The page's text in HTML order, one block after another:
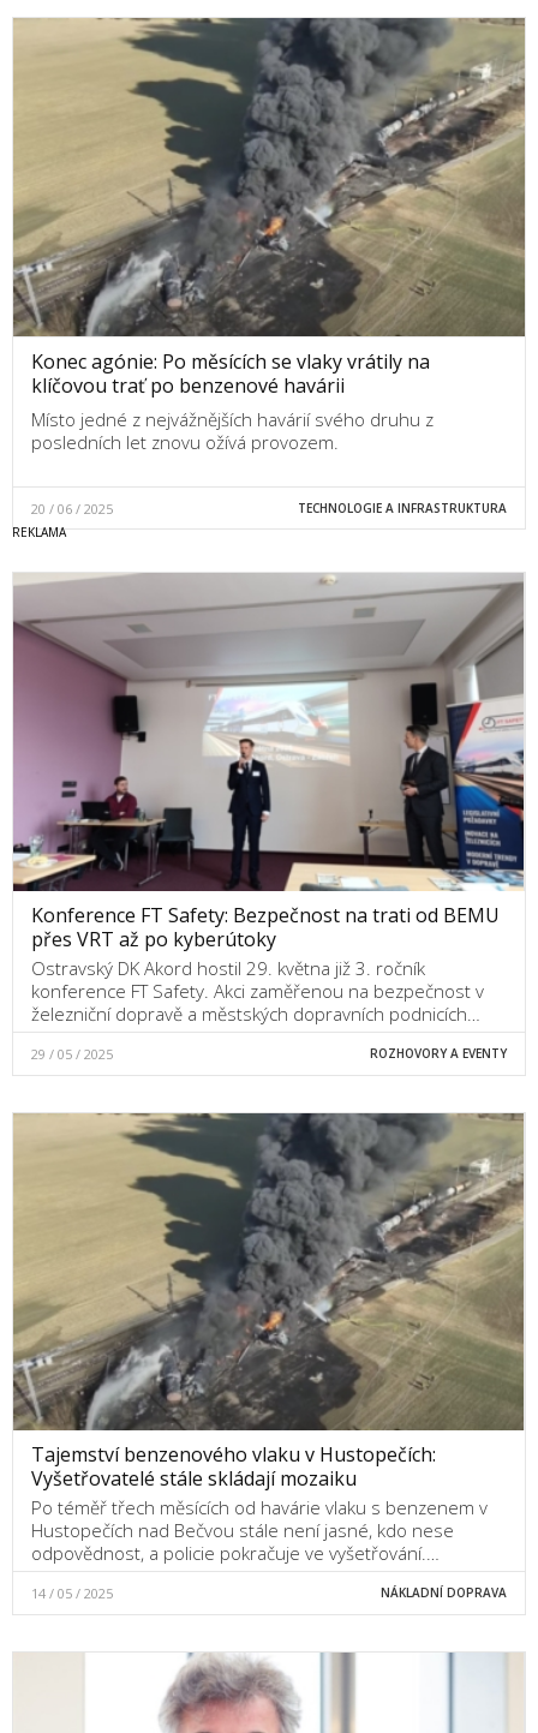
Konec agónie: Po měsících se vlaky vrátily na
klíčovou trať po benzenové havárii
Místo jedné z nejvážnějších havárií svého druhu z
posledních let znovu ožívá provozem.
20 / 06 / 2025 TECHNOLOGIE A INFRASTRUKTURA
Konference FT Safety: Bezpečnost na trati od BEMU
přes VRT až po kyberútoky
Ostravský DK Akord hostil 29. května již 3. ročník
konference FT Safety. Akci zaměřenou na bezpečnost v
železniční dopravě a městských dopravních podnicích…
29 / 05 / 2025 ROZHOVORY A EVENTY
Tajemství benzenového vlaku v Hustopečích:
Vyšetřovatelé stále skládají mozaiku
Po téměř třech měsících od havárie vlaku s benzenem v
Hustopečích nad Bečvou stále není jasné, kdo nese
odpovědnost, a policie pokračuje ve vyšetřování.…
14 / 05 / 2025 NÁKLADNÍ DOPRAVA